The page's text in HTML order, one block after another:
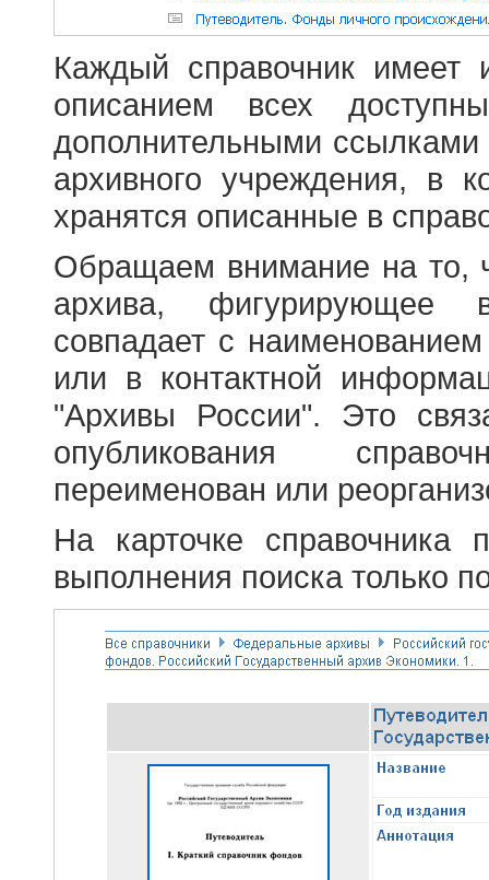
Каждый справочник имеет
описанием всех
дополнительными
архивного учреждения, в
хранятся описанные в
Обращаем внимание на то,
архива, фигурирующее
совпадает с
или в контактной
"Архивы России". Это
опубликования
переименован или
На карточке справочника
выполнения поиска только